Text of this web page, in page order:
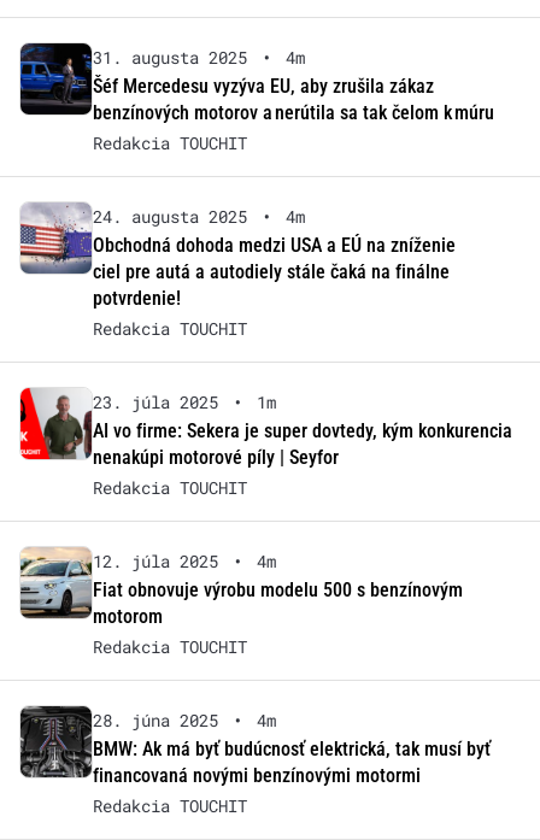
31. augusta 2025 •
4m
Šéf Mercedesu vyzýva EU, aby zrušila zákaz
benzínových motorov a nerútila sa tak čelom k múru
Redakcia TOUCHIT
24. augusta 2025 •
4m
Obchodná dohoda medzi USA a EÚ na zníženie
ciel pre autá a autodiely stále čaká na finálne
potvrdenie!
Redakcia TOUCHIT
23. júla 2025 •
1m
AI vo firme: Sekera je super dovtedy, kým konkurencia
nenakúpi motorové píly | Seyfor
Redakcia TOUCHIT
12. júla 2025 •
4m
Fiat obnovuje výrobu modelu 500 s benzínovým
motorom
Redakcia TOUCHIT
28. júna 2025 •
4m
BMW: Ak má byť budúcnosť elektrická, tak musí byť
financovaná novými benzínovými motormi
Redakcia TOUCHIT